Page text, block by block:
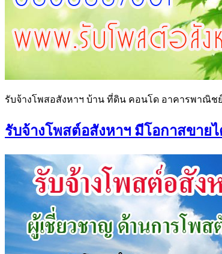
รับจ้างโพสอสังหาฯ บ้าน ที่ดิน คอนโด อาคารพาณิช
รับจ้างโพสต์อสังหาฯ มีโอกาสขา